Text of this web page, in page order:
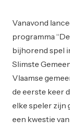
Vanavond
programma
bijhorend spel
Slimste
Vlaamse
de eerste keer
elke speler zijn
een kwestie